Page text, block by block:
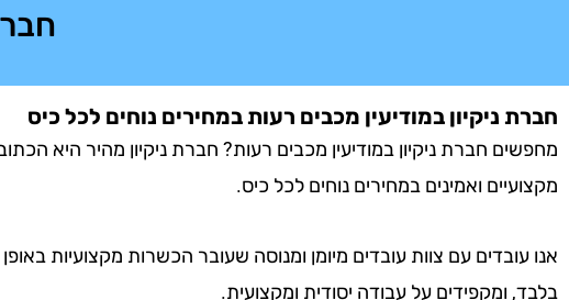
חברת ניקיון במודיעין מכבים רעות במחירים נוחים לכל כיס
מחפשים חברת ניקיון במודיעין מכבים רעות? חברת ניקיון מהיר היא
מקצועיים ואמינים במחירים נוחים לכל כיס.
אנו עובדים עם צוות עובדים מיומן ומנוסה שעובר הכשרות מקצועיות
בלבד, ומקפידים על עבודה יסודית ומקצועית.